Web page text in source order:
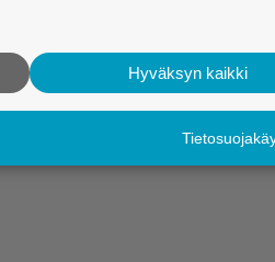
Hyväksyn kaikki